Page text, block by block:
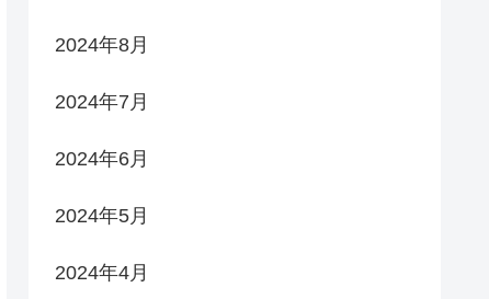
2024年8月
2024年7月
2024年6月
2024年5月
2024年4月